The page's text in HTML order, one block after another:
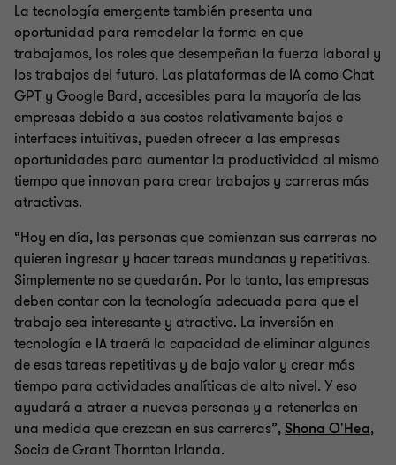
La tecnología emergente también presenta una
oportunidad para remodelar la forma en que
trabajamos, los roles que desempeñan la fuerza laboral y
los trabajos del futuro. Las plataformas de IA como Chat
GPT y Google Bard, accesibles para la mayoría de las
empresas debido a sus costos relativamente bajos e
interfaces intuitivas, pueden ofrecer a las empresas
oportunidades para aumentar la productividad al mismo
tiempo que innovan para crear trabajos y carreras más
atractivas.
“Hoy en día, las personas que comienzan sus carreras no
quieren ingresar y hacer tareas mundanas y repetitivas.
Simplemente no se quedarán. Por lo tanto, las empresas
deben contar con la tecnología adecuada para que el
trabajo sea interesante y atractivo. La inversión en
tecnología e IA traerá la capacidad de eliminar algunas
de esas tareas repetitivas y de bajo valor y crear más
tiempo para actividades analíticas de alto nivel. Y eso
ayudará a atraer a nuevas personas y a retenerlas en
una medida que crezcan en sus carreras”,Shona O'Hea,
Socia de Grant Thornton Irlanda.